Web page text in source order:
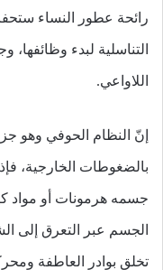
رائحة عطور النساء
التناسلية لبدء
اللاواعي.
إنّ النظام الحوفي وهو
بالضغوطات الخارجية،
جسمه هرمونات أو مواد
الجسم عبر التعرق إلى
تخلق بوادر العاطفة